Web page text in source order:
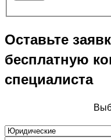
Оставьте
бесплатную
специалиста